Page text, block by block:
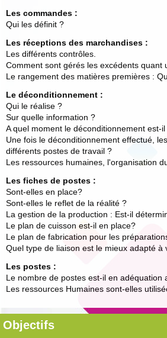
Les commandes :
Qui les définit ?
Les réceptions des marchandises :
Les différents contrôles.
Comment sont gérés les excédents
Le rangement des matières premières :
Le déconditionnement :
Qui le réalise ?
Sur quelle information ?
A quel moment le déconditionnement est-
Une fois le déconditionnement effectué,
différents postes de travail ?
Les ressources humaines, l'organisation
Les fiches de postes :
Sont-elles en place?
Sont-elles le reflet de la réalité ?
La gestion de la production : Est-il
Le plan de cuisson est-il en place?
Le plan de fabrication pour les
Quel type de liaison est le mieux adapté
Les postes :
Le nombre de postes est-il en adéquation
Les ressources Humaines sont-elles
Objectifs